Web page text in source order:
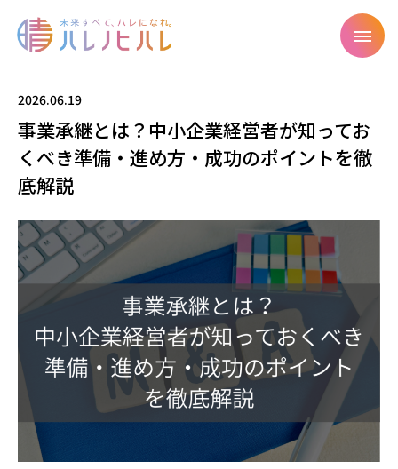
2026.06.19
事業承継とは？中小企業経営者が知ってお
くべき準備・進め方・成功のポイントを徹
底解説